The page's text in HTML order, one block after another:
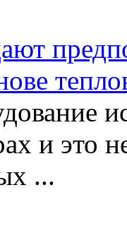
и это
...